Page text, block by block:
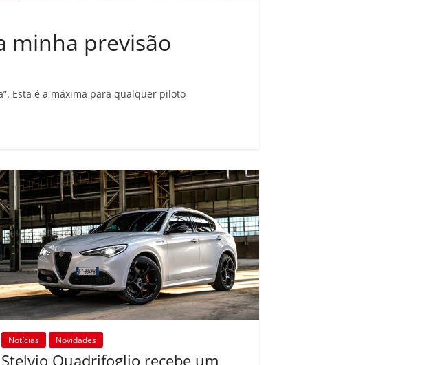
minha previsão
Esta é a máxima para qualquer piloto
Notícias Novidades
Stelvio Quadrifoglio recebe um